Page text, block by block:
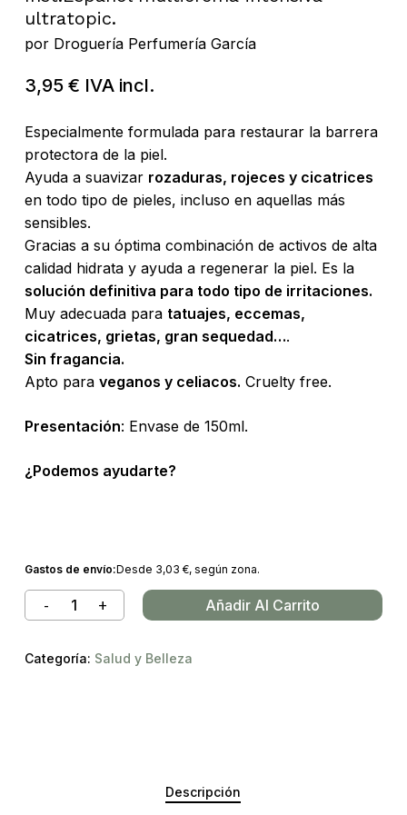
ultratopic.
por Droguería Perfumería García
3,95 € IVA incl.
Especialmente formulada para restaurar la barrera
protectora de la piel.
Ayuda a suavizar rozaduras, rojeces y cicatrices
en todo tipo de pieles, incluso en aquellas más
sensibles.
Gracias a su óptima combinación de activos de alta
calidad hidrata y ayuda a regenerar la piel. Es la
solución definitiva para todo tipo de irritaciones.
Muy adecuada para tatuajes, eccemas,
cicatrices, grietas, gran sequedad….
Sin fragancia.
Apto para veganos y celiacos. Cruelty free.
Presentación: Envase de 150ml.
¿Podemos ayudarte?
Gastos de envío:Desde 3,03 €, según zona.
Añadir Al Carrito
Categoría: Salud y Belleza
Descripción